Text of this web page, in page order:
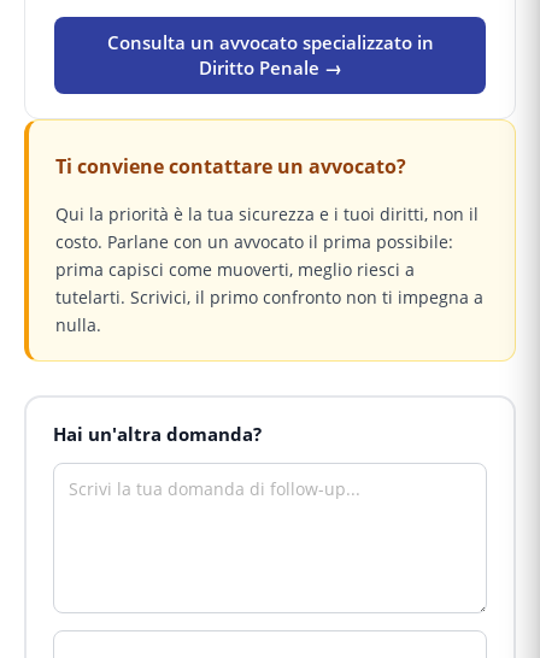
Consulta un avvocato specializzato in
Diritto Penale →
Ti conviene contattare un avvocato?
Qui la priorità è la tua sicurezza e i tuoi diritti, non il
costo. Parlane con un avvocato il prima possibile:
prima capisci come muoverti, meglio riesci a
tutelarti. Scrivici, il primo confronto non ti impegna a
nulla.
Hai un'altra domanda?